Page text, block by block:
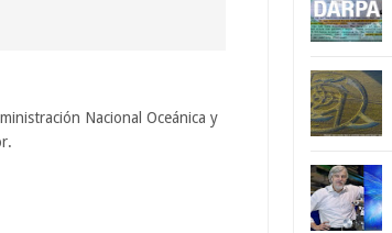
Nacional Oceánica y